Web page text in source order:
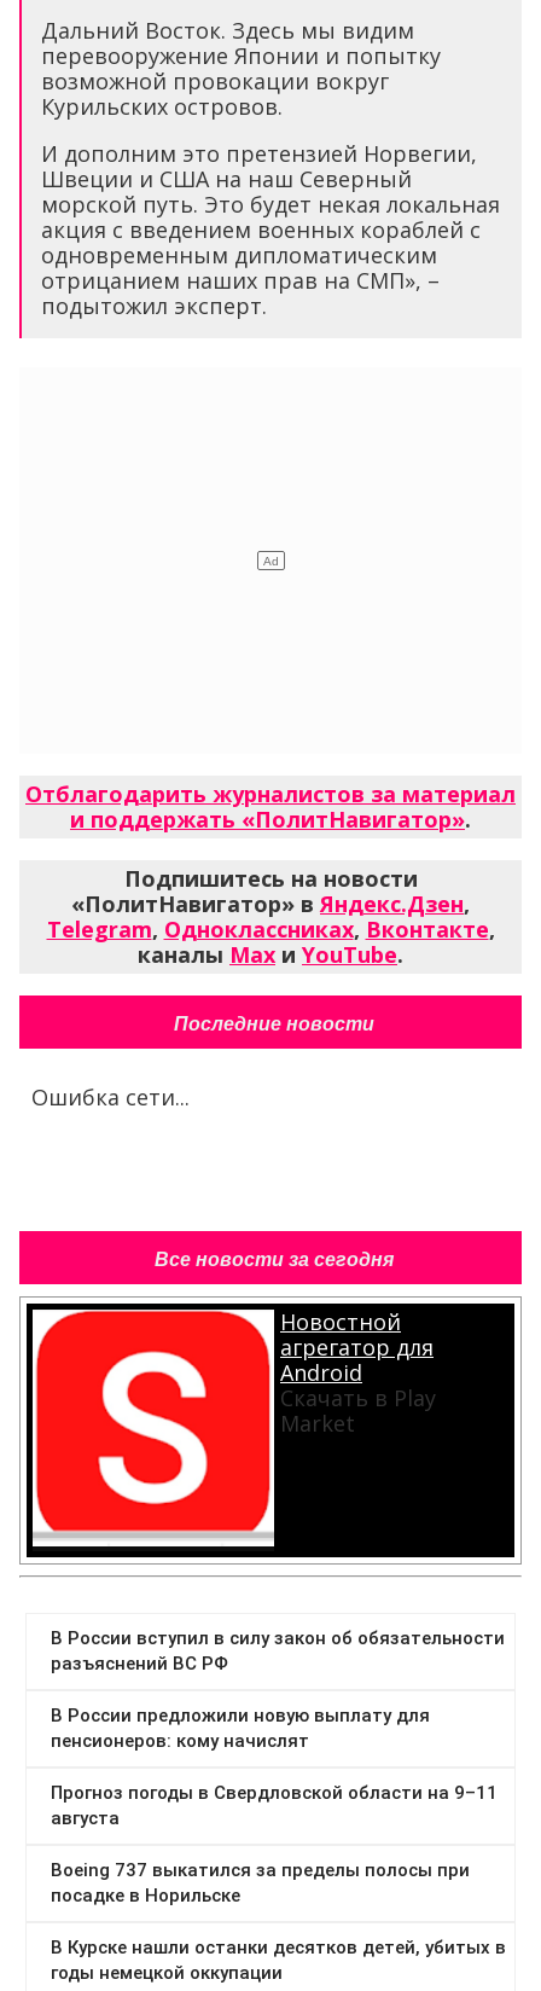
Дальний Восток. Здесь мы видим
перевооружение Японии и попытку
возможной провокации вокруг
Курильских островов.
И дополним это претензией Норвегии,
Швеции и США на наш Северный
морской путь. Это будет некая локальная
акция с введением военных кораблей с
одновременным дипломатическим
отрицанием наших прав на СМП», –
подытожил эксперт.
Отблагодарить журналистов за материал
и поддержать «ПолитНавигатор».
Подпишитесь на новости
«ПолитНавигатор» вЯндекс.Дзен,
Telegram, Одноклассниках, Вконтакте,
каналы Max и YouTube.
Последние новости
Ошибка сети...
Все новости за сегодня
Новостной
агрегатор для
Android
Скачать в Play
Market